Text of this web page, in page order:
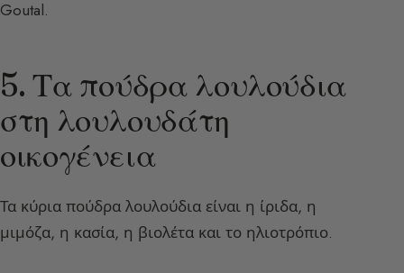
Goutal.
5. Τα πούδρα λουλούδια
στη λουλουδάτη
οικογένεια
Τα κύρια πούδρα λουλούδια είναι η ίριδα, η
μιμόζα, η κασία, η βιολέτα και το ηλιοτρόπιο.